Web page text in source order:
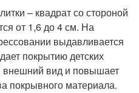
– квадрат со стороной
от 1,6 до 4 см. На
выдавливается
покрытию детских
внешний вид и повышает
покрывного материала.